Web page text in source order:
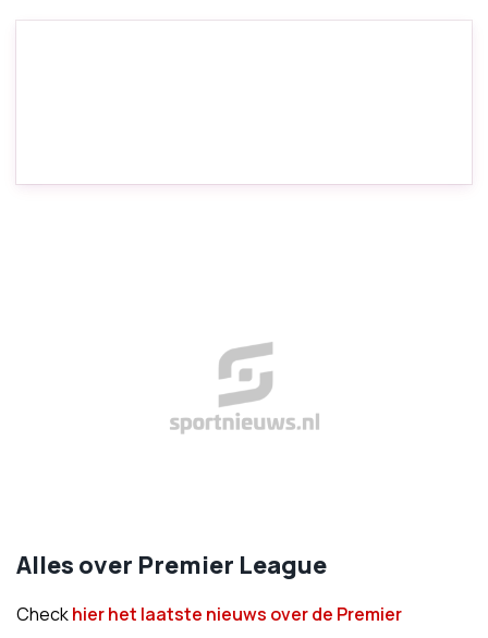
Alles over Premier League
Checkhier het laatste nieuws over de Premier